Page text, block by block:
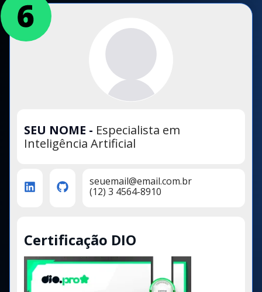
SEU NOME - Especialista em
Inteligência Artificial
seuemail@email.com.br
(12) 3 4564-8910
Certificação DIO